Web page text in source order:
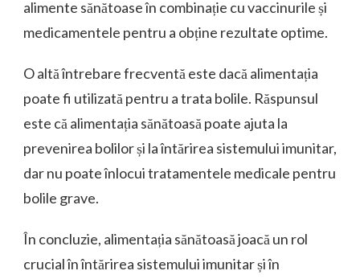
alimente sănătoase în combinație cu vaccinurile și
medicamentele pentru a obține rezultate optime.
O altă întrebare frecventă este dacă alimentația
poate fi utilizată pentru a trata bolile. Răspunsul
este că alimentația sănătoasă poate ajuta la
prevenirea bolilor și la întărirea sistemului imunitar,
dar nu poate înlocui tratamentele medicale pentru
bolile grave.
În concluzie, alimentația sănătoasă joacă un rol
crucial în întărirea sistemului imunitar și în